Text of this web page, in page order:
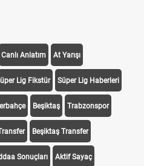
Canlı Anlatım At Yarışı
Lig Fikstür Süper Lig Haberleri
Beşiktaş Trabzonspor
Beşiktaş Transfer
Sonuçları Aktif Sayaç